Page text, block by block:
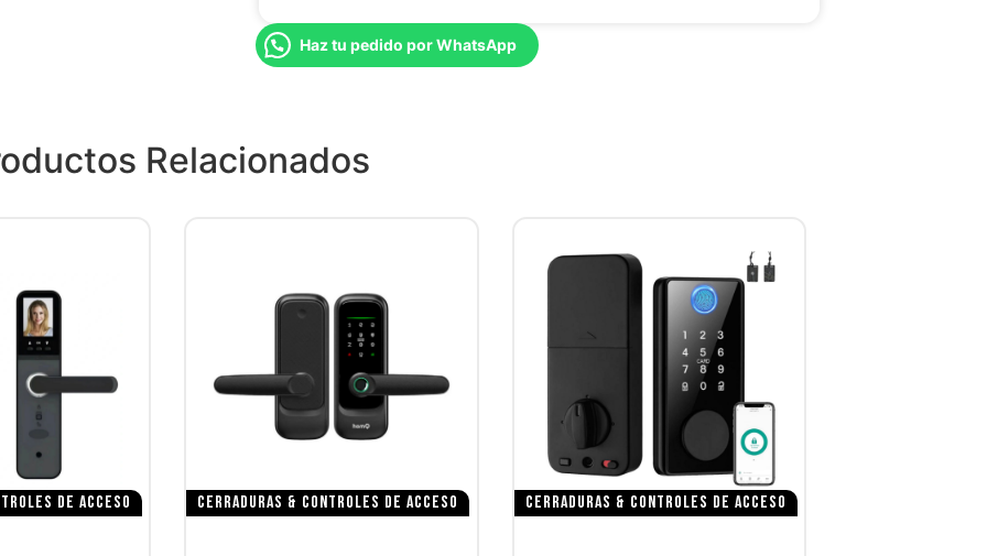
Haz tu pedido por WhatsApp
Relacionados
DE ACCESO CERRADURAS & CONTROLES DE ACCESO CERRADURAS & CONTROLES DE ACCESO